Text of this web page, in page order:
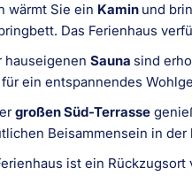
wärmt Sie ein Kamin und
Das Ferienhaus
hauseigenen Sauna sind
ein entspannendes
großen Süd-Terrasse
Beisammensein in
ist ein